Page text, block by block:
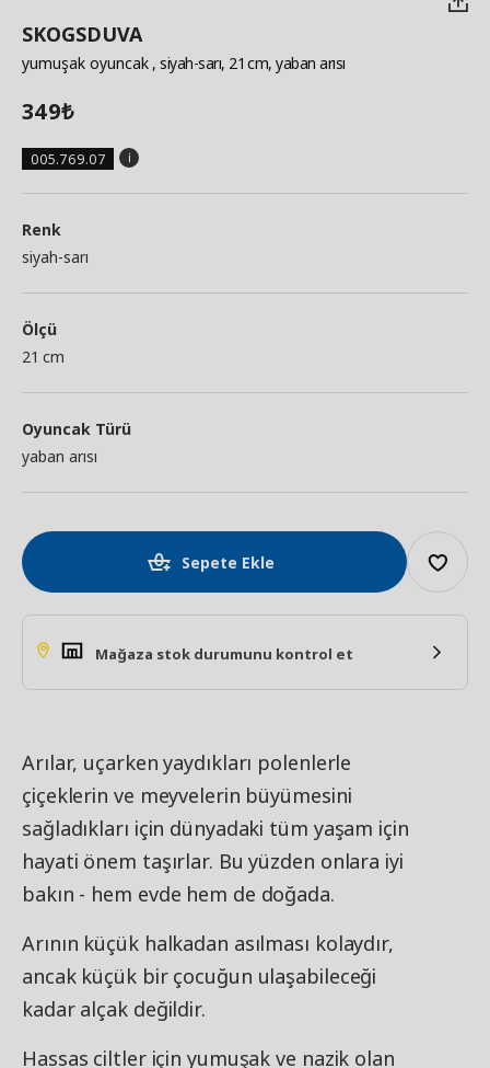
SKOGSDUVA
yumuşak oyuncak , siyah-sarı, 21 cm, yaban arısı
349₺
005.769.07
Renk
siyah-sarı
Ölçü
21 cm
Oyuncak Türü
yaban arısı
Sepete Ekle
Mağaza stok durumunu kontrol et
Arılar, uçarken yaydıkları polenlerle
çiçeklerin ve meyvelerin büyümesini
sağladıkları için dünyadaki tüm yaşam için
hayati önem taşırlar. Bu yüzden onlara iyi
bakın - hem evde hem de doğada.
Arının küçük halkadan asılması kolaydır,
ancak küçük bir çocuğun ulaşabileceği
kadar alçak değildir.
Hassas ciltler için yumuşak ve nazik olan